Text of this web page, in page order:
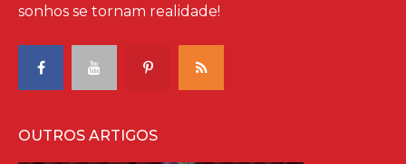
sonhos se tornam realidade!
OUTROS ARTIGOS